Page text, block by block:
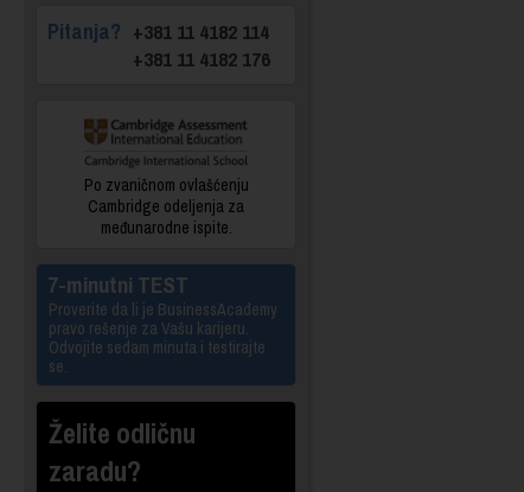
Pitanja? +381 11 4182 114
+381 11 4182 176
Po zvaničnom ovlašćenju
Cambridge odeljenja za
međunarodne ispite.
7-minutni TEST
Proverite da li je BusinessAcademy
pravo rešenje za Vašu karijeru.
Odvojite sedam minuta i testirajte
se.
Želite odličnu
zaradu?